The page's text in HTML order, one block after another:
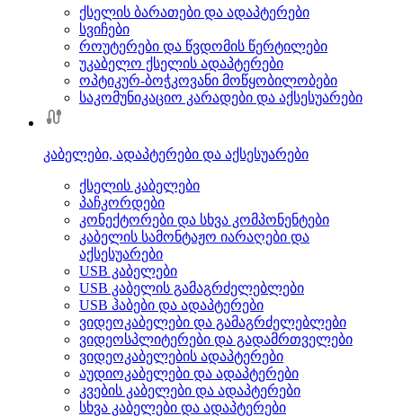
ქსელის ბარათები და ადაპტერები
სვიჩები
როუტერები და წვდომის წერტილები
უკაბელო ქსელის ადაპტერები
ოპტიკურ-ბოჭკოვანი მოწყობილობები
საკომუნიკაციო კარადები და აქსესუარები
კაბელები, ადაპტერები და აქსესუარები
ქსელის კაბელები
პაჩკორდები
კონექტორები და სხვა კომპონენტები
კაბელის სამონტაჟო იარაღები და
აქსესუარები
USB კაბელები
USB კაბელის გამაგრძელებლები
USB ჰაბები და ადაპტერები
ვიდეოკაბელები და გამაგრძელებლები
ვიდეოსპლიტერები და გადამრთველები
ვიდეოკაბელების ადაპტერები
აუდიოკაბელები და ადაპტერები
კვების კაბელები და ადაპტერები
სხვა კაბელები და ადაპტერები